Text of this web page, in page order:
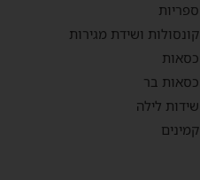
ספריות
קונסולות ושידת מגירות
כסאות
כסאות בר
שידות לילה
קמינים